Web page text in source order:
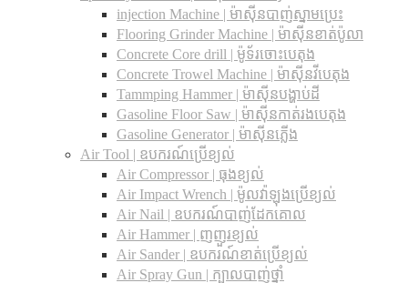
injection Machine | ម៉ាស៊ីនបាញ់ស្នាមប្រេះ
Flooring Grinder Machine | ម៉ាស៊ីនខាត់ប៉ូលា
Concrete Core drill | ម៉ូទ័រចោះបេតុង
Concrete Trowel Machine | ម៉ាស៊ីនវីបេតុង
Tammping Hammer | ម៉ាស៊ីនបង្ហាប់ដី
Gasoline Floor Saw | ម៉ាស៊ីនកាត់រងបេតុង
Gasoline Generator | ម៉ាស៊ីនភ្លើង
Air Tool | ឧបករណ៍ប្រើខ្យល់
Air Compressor | ធុងខ្យល់
Air Impact Wrench | ម៉ូលវ៉ាឡុងប្រើខ្យល់
Air Nail | ឧបករណ៍បាញ់ដែកគោល
Air Hammer | ញញួរខ្យល់
Air Sander | ឧបករណ៍ខាត់ប្រើខ្យល់
Air Spray Gun | ក្បាលបាញ់ថ្នាំ